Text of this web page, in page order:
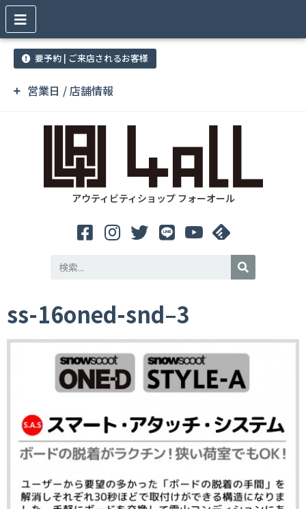
営業日 / 店舗情報
要予約 | ご来店されるお客様
アウティビティショップ フォーオール
ss-16oned-snd–3